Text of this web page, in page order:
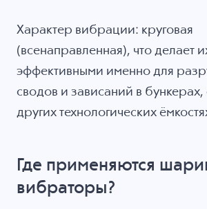
Характер вибрации: круговая
(всенаправленная), что делает
эффективными именно для
сводов и зависаний в бункерах,
других технологических
Где применяются
вибраторы?